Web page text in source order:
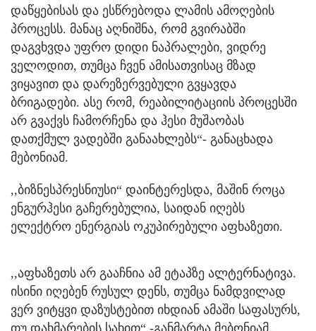
დაწყებისას და ესწრებოდა ლამის ამოღების
პროცესს. მანაც აღნიშნა, რომ გვირაბში
დაგვხვდა უფრო დიდი ნაპრალები, ვიდრე
ველოდით, თუმცა ჩვენ ამისათვისაც მზად
ვიყავით და დარეზერვებული გვყავდა
ბრიგადები. ასე რომ, რეაბილიტაციის პროცესში
არ გვაქვს ჩამორჩენა და ჰესი მუშაობას
დათქმულ ვადებში განაახლებს“- განაცხადა
მებონიამ.
,,ბიზნესპრესნიუსი“ დაინტერესდა, მაშინ როცა
ენგურჰესი გაჩერებულია, საიდან იღებს
ელექტრო ენერგიას ოკუპირებული აფხაზეთი.
,,აფხაზეთს არ გააჩნია ამ ეტაპზე ალტერნატივა.
ისინი იღებენ რუსულ დენს, თუმცა ნამდვილად
ვერ ვიტყვი დაზუსტებით იხდიან ამაში საფასურს,
თუ დახმარების სახით“,-განმარტა მებონიამ.